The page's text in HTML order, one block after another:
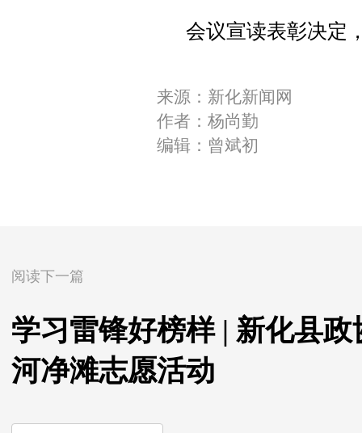
会议宣读表彰决定
来源：新化新闻网
作者：杨尚勤
编辑：曾斌初
阅读下一篇
学习雷锋好榜样 | 新化县
河净滩志愿活动